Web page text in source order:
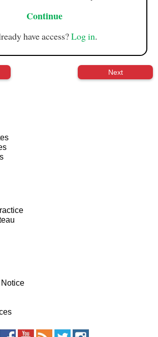
Continue
have access?Log in.
Next